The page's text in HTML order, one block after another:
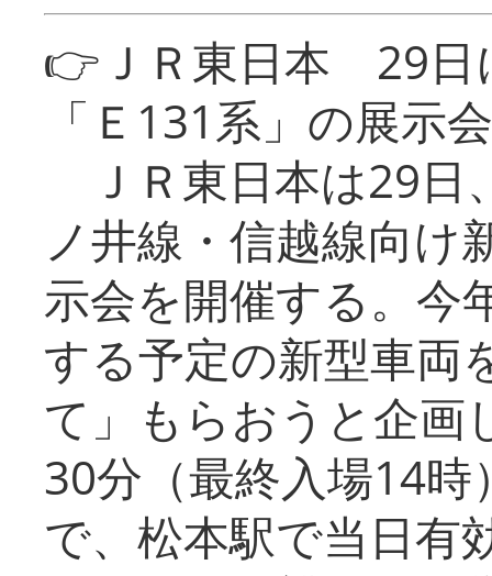
👉ＪＲ東日本 29日
「Ｅ131系」の展示会
ＪＲ東日本は29日
ノ井線・信越線向け
示会を開催する。今
する予定の新型車両
て」もらおうと企画
30分（最終入場14
で、松本駅で当日有